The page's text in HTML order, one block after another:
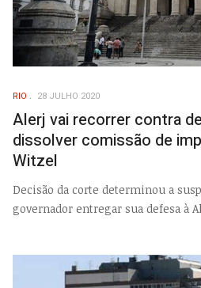
RIO 28 JULHO 2020
Alerj vai recorrer contra
dissolver comissão de
Witzel
Decisão da corte determinou a
governador entregar sua defesa à